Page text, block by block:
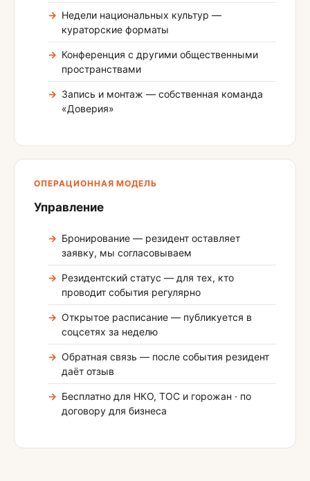
Недели национальных культур —
кураторские форматы
Конференция с другими общественными
пространствами
Запись и монтаж — собственная команда
«Доверия»
ОПЕРАЦИОННАЯ МОДЕЛЬ
Управление
Бронирование — резидент оставляет
заявку, мы согласовываем
Резидентский статус — для тех, кто
проводит события регулярно
Открытое расписание — публикуется в
соцсетях за неделю
Обратная связь — после события резидент
даёт отзыв
Бесплатно для НКО, ТОС и горожан · по
договору для бизнеса